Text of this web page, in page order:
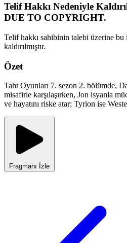
Telif Hakkı Nedeniyle
DUE TO COPYRIGHT.
Telif hakkı sahibinin talebi üzerine
kaldırılmıştır.
Özet
Taht Oyunları 7. sezon 2. bölümde,
misafirle karşılaşırken, Jon isyanla
ve hayatını riske atar; Tyrion ise
Fragmanı İzle